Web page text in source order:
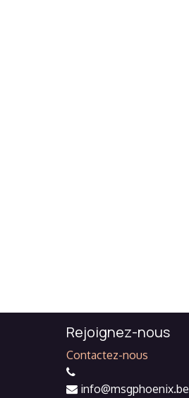
Rejoignez-nous
Contactez-nous
info@msgphoenix.be